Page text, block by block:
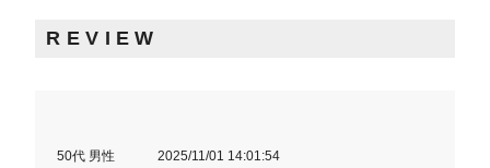
REVIEW
50代 男性 2025/11/01 14:01:54